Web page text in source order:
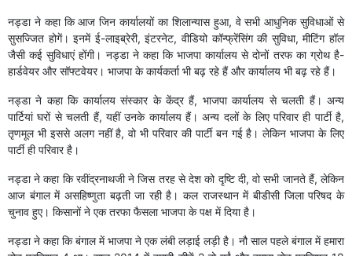
नड्डा ने कहा कि आज जिन कार्यालयों का शिलान्यास हुआ, वे सभी आधुनिक सुविधाओं से
सुसज्जित होगें। इनमें ई-लाइब्रेरी, इंटरनेट, वीडियो कॉन्फ्रेंसिंग की सुविधा, मीटिंग हॉल
जैसी कई सुविधाएं होंगी। नड्डा ने कहा कि भाजपा कार्यालय से दोनों तरफ का ग्रोथ है-
हार्डवेयर और सॉफ्टवेयर। भाजपा के कार्यकर्ता भी बढ़ रहे हैं और कार्यालय भी बढ़ रहे हैं।
नड्डा ने कहा कि कार्यालय संस्कार के केंद्र हैं, भाजपा कार्यालय से चलती हैं। अन्य
पार्टियां घरों से चलती हैं, यहीं उनके कार्यालय हैं। अन्य दलों के लिए परिवार ही पार्टी है,
तृणमूल भी इससे अलग नहीं है, वो भी परिवार की पार्टी बन गई है। लेकिन भाजपा के लिए
पार्टी ही परिवार है।
नड्डा ने कहा कि रवींद्रनाथजी ने जिस तरह से देश को दृष्टि दी, वो सभी जानते हैं, लेकिन
आज बंगाल में असहिष्णुता बढ़ती जा रही है। कल राजस्थान में बीडीसी जिला परिषद के
चुनाव हुए। किसानों ने एक तरफा फैसला भाजपा के पक्ष में दिया है।
नड्डा ने कहा कि बंगाल में भाजपा ने एक लंबी लड़ाई लड़ी है। नौ साल पहले बंगाल में हमारा